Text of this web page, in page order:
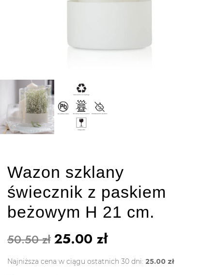
Wazon szklany
świecznik z paskiem
beżowym H 21 cm.
50.50zł 25.00 zł
Najniższa cena w ciągu ostatnich 30 dni: 25.00 zł